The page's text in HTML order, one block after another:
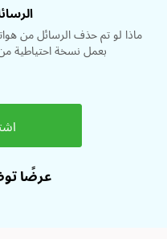
بعمل نسخة احتياطية
عرضًا